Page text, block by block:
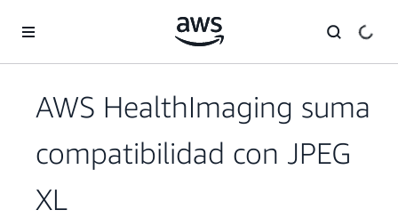
AWS HealthImaging suma
compatibilidad con JPEG
XL